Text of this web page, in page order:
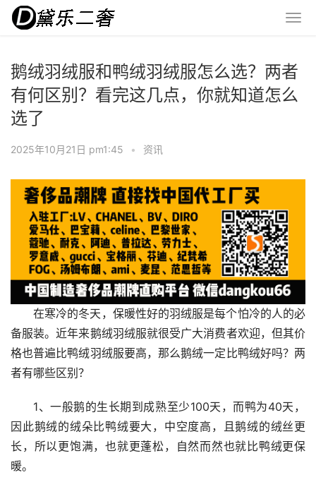
鹅绒羽绒服和鸭绒羽绒服怎么选？两者
有何区别？看完这几点，你就知道怎么
选了
2025年10月21日 pm1:45 • 资讯
在寒冷的冬天，保暖性好的羽绒服是每个怕冷的人的必
备服装。近年来鹅绒羽绒服就很受广大消费者欢迎，但其价
格也普遍比鸭绒羽绒服要高，那么鹅绒一定比鸭绒好吗？两
者有哪些区别？
1、一般鹅的生长期到成熟至少100天，而鸭为40天，
因此鹅绒的绒朵比鸭绒要大，中空度高，且鹅绒的绒丝更
长，所以更饱满，也就更蓬松，自然而然也就比鸭绒更保
暖。